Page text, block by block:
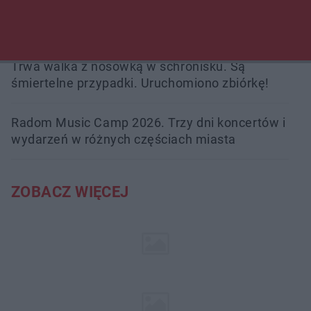
Trwa walka z nosówką w schronisku. Są
śmiertelne przypadki. Uruchomiono zbiórkę!
Radom Music Camp 2026. Trzy dni koncertów i
wydarzeń w różnych częściach miasta
ZOBACZ WIĘCEJ